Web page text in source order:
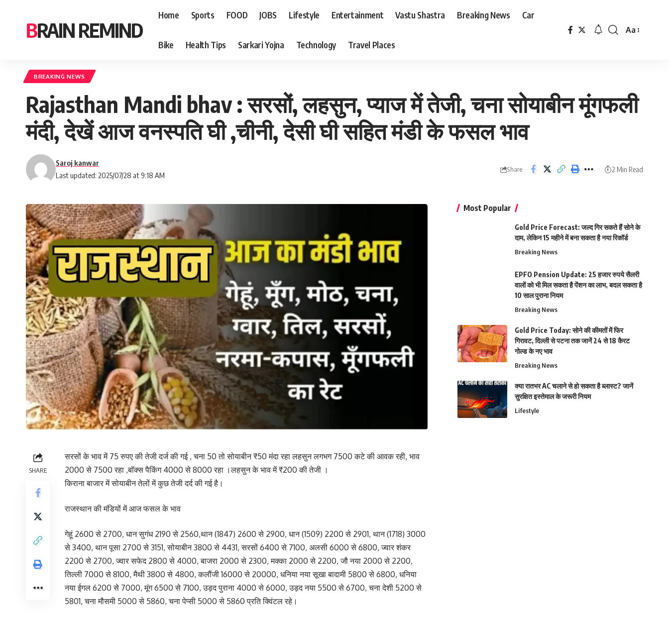
BRAIN REMIND
Home Sports FOOD JOBS Lifestyle Entertainment Vastu Shastra Breaking News Car
Bike Health Tips Sarkari Yojna Technology Travel Places
Font
Aa
BREAKING NEWS
Rajasthan Mandi bhav : सरसों, लहसुन, प्याज में तेजी, चना सोयाबीन मूंगफली
मंदी, देखें आज वनस्पति घी ,चीनी, देसी घी सहित मंडी के फसल भाव
Last updated: 2025/07/28 at 9:18 AM
Saroj kanwar
Share 2 Min Read
SHARE
सरसों के भाव में 75 रुपए की तेजी दर्ज की गई , चना 50 तो सोयाबीन ₹50 मंदा रहा लहसुन लगभग 7500 कटे की आवक रही, भाव
2000 से 7500 रहा ,बॉक्स पैकिंग 4000 से 8000 रहा ।लहसुन के भाव में ₹200 की तेजी ।
किराना बाजार में सोयाबीन तेलों में कुछ तेजी दर्द की गई है।
राजस्थान की मंडियों में आज फसल के भाव
गेहूं 2600 से 2700, धान सुगंध 2190 से 2560,थान (1847) 2600 से 2900, धान (1509) 2200 से 2901, थान (1718) 3000
से 3400, थान पूसा 2700 से 3151, सोयाबीन 3800 से 4431, सरसों 6400 से 7100, अलसी 6000 से 6800, ज्वार शंकर
2200 से 2700, ज्वार सफेद 2800 से 4000, बाजरा 2000 से 2300, मक्का 2000 से 2200, जौ नया 2000 से 2200,
तिल्ली 7000 से 8100, मैथी 3800 से 4800, कलौंजी 16000 से 20000, धनिया नया सूखा बादामी 5800 से 6800, धनिया
नया ईगल 6200 से 7000, मूंग 6500 से 7100, उड़द पुराना 4000 से 6000, उड़द नया 5500 से 6700, चना देशी 5200 से
5801, चना मौसमी 5000 से 5860, चना पेप्सी 5000 से 5860 प्रति क्विंटल रहे।
Most Popular
Gold Price Forecast: जल्द गिर सकते हैं सोने के
दाम, लेकिन 15 महीने में बना सकता है नया रिकॉर्ड
Breaking News
EPFO Pension Update: 25 हजार रुपये सैलरी
वालों को भी मिल सकता है पेंशन का लाभ, बदल सकता है
10 साल पुराना नियम
Breaking News
Gold Price Today: सोने की कीमतों में फिर
गिरावट, दिल्ली से पटना तक जानें 24 से 18 कैरट
गोल्ड के नए भाव
Breaking News
क्या रातभर AC चलाने से हो सकता है ब्लास्ट? जानें
सुरक्षित इस्तेमाल के जरूरी नियम
Lifestyle